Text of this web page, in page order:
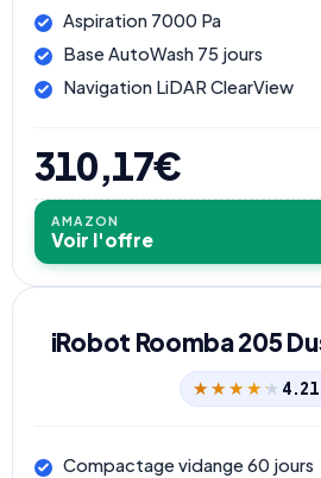
Aspiration 7000 Pa
Base AutoWash 75 jours
Navigation LiDAR ClearView
310,17€
AMAZON
Voir l'offre
iRobot Roomba 205
★★★★★
★★★★★ 4.21
Compactage vidange 60 jours